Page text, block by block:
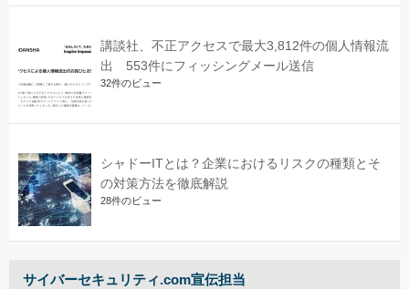
講談社、不正アクセスで最大3,812件の個人情報流
出 553件にフィッシングメール送信
32件のビュー
シャドーITとは？企業におけるリスクの種類とそ
の対策方法を徹底解説
28件のビュー
サイバーセキュリティ.com宣伝担当